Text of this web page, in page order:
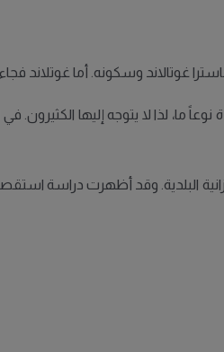
غوتالاند وسكونه. أما غوتلاند
لذا لا يتوجه إليها الكثيرون. في
البلدية. وقد أظهرت دراسة